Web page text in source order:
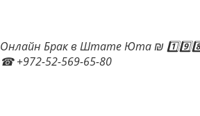
Онлайн Брак в Штате Юта ₪
☎ +972-52-569-65-80